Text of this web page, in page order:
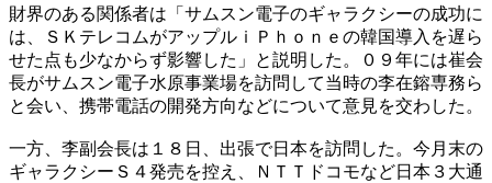
財界のある関係者は「サムスン電子のギャラクシーの成功に
は、ＳＫテレコムがアップルｉＰｈｏｎｅの韓国導入を遅ら
せた点も少なからず影響した」と説明した。０９年には崔会
長がサムスン電子水原事業場を訪問して当時の李在鎔専務ら
と会い、携帯電話の開発方向などについて意見を交わした。
一方、李副会長は１８日、出張で日本を訪問した。今月末の
ギャラクシーＳ４発売を控え、ＮＴＴドコモなど日本３大通